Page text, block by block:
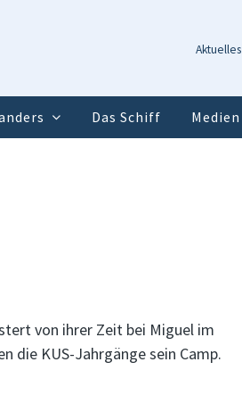
Aktuelles
Das Schiff Medien
von ihrer Zeit bei Miguel im
die KUS-Jahrgänge sein Camp.